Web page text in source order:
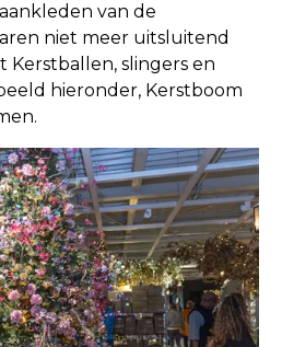
van de
niet meer uitsluitend
Kerstballen, slingers en
hieronder, Kerstboom